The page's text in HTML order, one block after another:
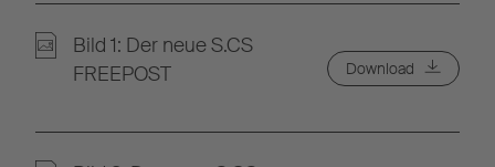
Bild 1: Der neue S.CS
FREEPOST
Download